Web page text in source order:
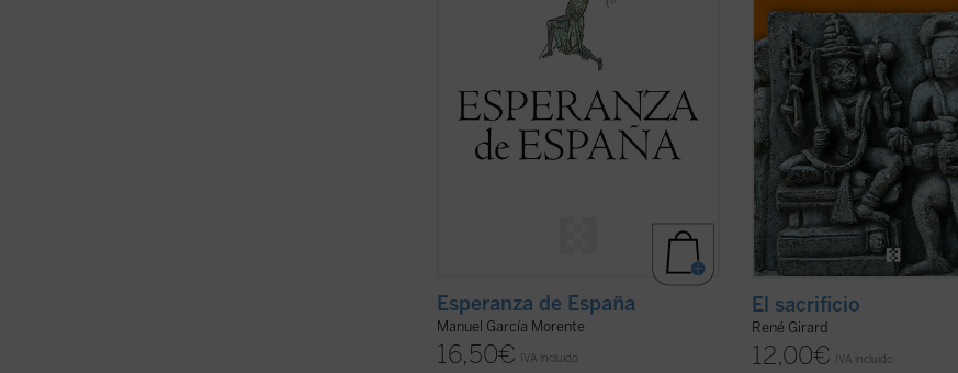
Esperanza de España
Manuel García Morente
16,50€ IVA incluido
El sacrificio
René Girard
12,00€ IVA incluido